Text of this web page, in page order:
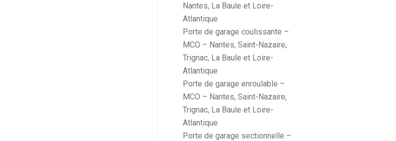
Nantes, La Baule et Loire-
Atlantique
Porte de garage coulissante –
MCO – Nantes, Saint-Nazaire,
Trignac, La Baule et Loire-
Atlantique
Porte de garage enroulable –
MCO – Nantes, Saint-Nazaire,
Trignac, La Baule et Loire-
Atlantique
Porte de garage sectionnelle –